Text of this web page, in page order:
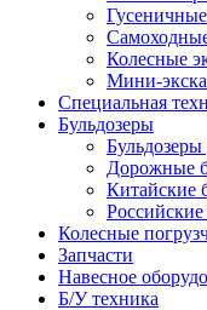
Колесные
Мини-
Специальная
Бульдозеры
Дорожные
Китайские
Российские
Колесные
Запчасти
Навесное
Б/У техника